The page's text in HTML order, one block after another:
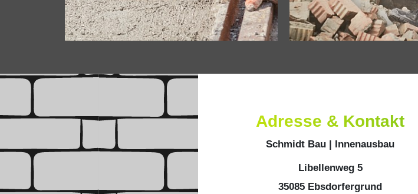
Adresse & Kontakt
Schmidt Bau | Innenausbau
Libellenweg 5
35085 Ebsdorfergrund